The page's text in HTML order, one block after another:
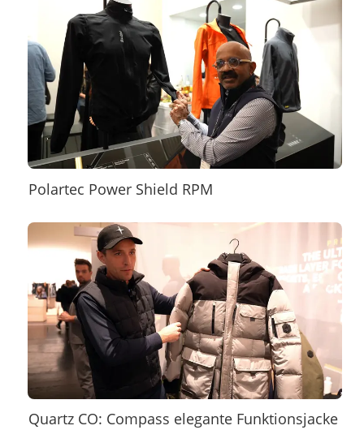
Polartec Power Shield RPM
Quartz CO: Compass elegante Funktionsjacke